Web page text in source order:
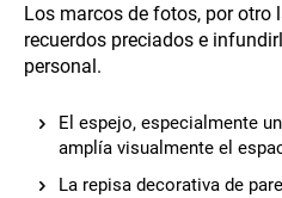
Los marcos de fotos, por otro
recuerdos preciados e
personal.
El espejo, especialmente
amplía visualmente el
La repisa decorativa de